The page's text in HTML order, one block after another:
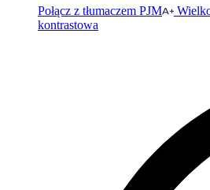
Połącz z tłumaczem PJM
kontrastowa